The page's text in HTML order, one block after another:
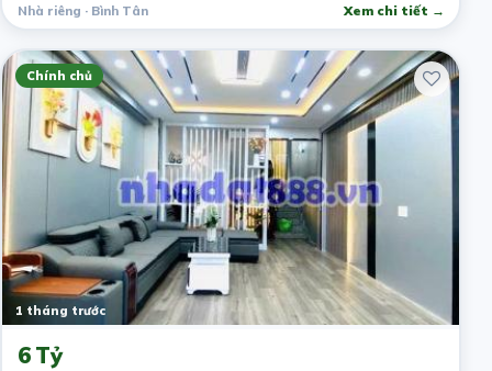
Nhà riêng · Bình Tân Xem chi tiết →
Chính chủ
1 tháng trước
6 Tỷ